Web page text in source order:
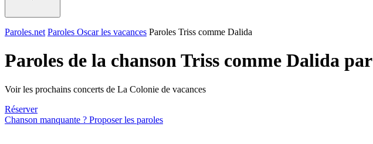
Paroles.net Paroles Oscar les vacances Paroles Triss comme Dalida
Paroles de la chanson Triss comme Dalida par
Voir les prochains concerts de La Colonie de vacances
Réserver
Chanson manquante ? Proposer les paroles